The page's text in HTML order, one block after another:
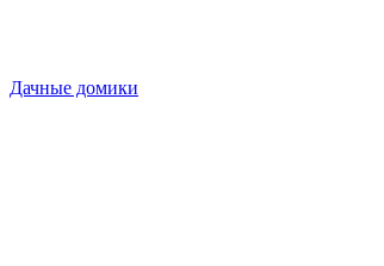
Дачные домики